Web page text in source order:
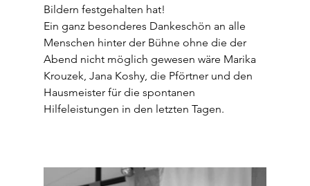
Bildern festgehalten hat!
Ein ganz besonderes Dankeschön an alle
Menschen hinter der Bühne ohne die der
Abend nicht möglich gewesen wäre Marika
Krouzek, Jana Koshy, die Pförtner und den
Hausmeister für die spontanen
Hilfeleistungen in den letzten Tagen.